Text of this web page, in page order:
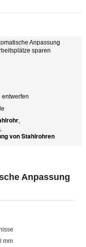
Anpassung
sparen
entwerfen
,
,
von Stahlrohren
Anpassung
mm